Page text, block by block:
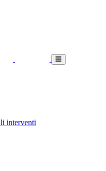
interventi